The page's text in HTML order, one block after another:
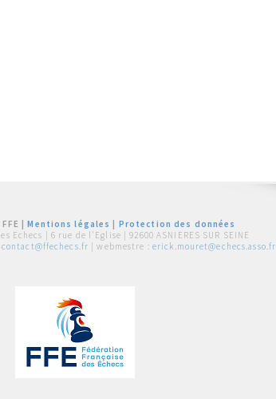
|Mentions légales
Protection des données
Echecs | 6 rue de l'Eglise | 92600 ASNIERES SUR SEINE
contact@ffechecs.fr | webmestre : erick.mouret@echecs.asso.fr